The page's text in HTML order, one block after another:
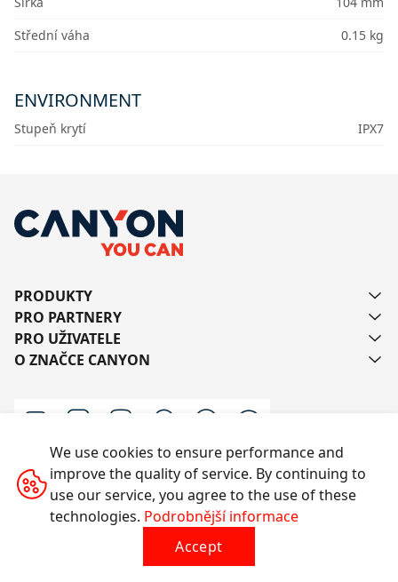
Střední váha
0.15 kg
ENVIRONMENT
Stupeň krytí IPX7
PRODUKTY
PRO PARTNERY
PRO UŽIVATELE
O ZNAČCE CANYON
Kontaktujte nás
Všechna práva vyhrazena © 2014-2026 CANYON
We use cookies to ensure performance and
improve the quality of service. By continuing to
use our service, you agree to the use of these
technologies. Podrobnější informace
Accept